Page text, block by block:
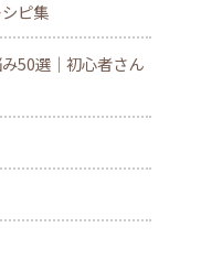
ピ集
50選｜初心者さん